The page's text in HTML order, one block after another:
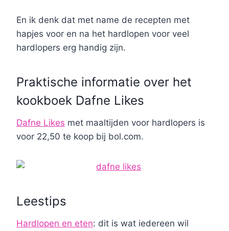
En ik denk dat met name de recepten met
hapjes voor en na het hardlopen voor veel
hardlopers erg handig zijn.
Praktische informatie over het
kookboek Dafne Likes
Dafne Likes met maaltijden voor hardlopers is
voor 22,50 te koop bij bol.com.
Leestips
Hardlopen en eten: dit is wat iedereen wil